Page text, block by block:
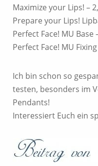
Maximize your Lips! –
Prepare your Lips!
Perfect Face! MU Base
Perfect Face! MU
Ich bin schon so
testen, besonders im
Pendants!
Interessiert Euch ein